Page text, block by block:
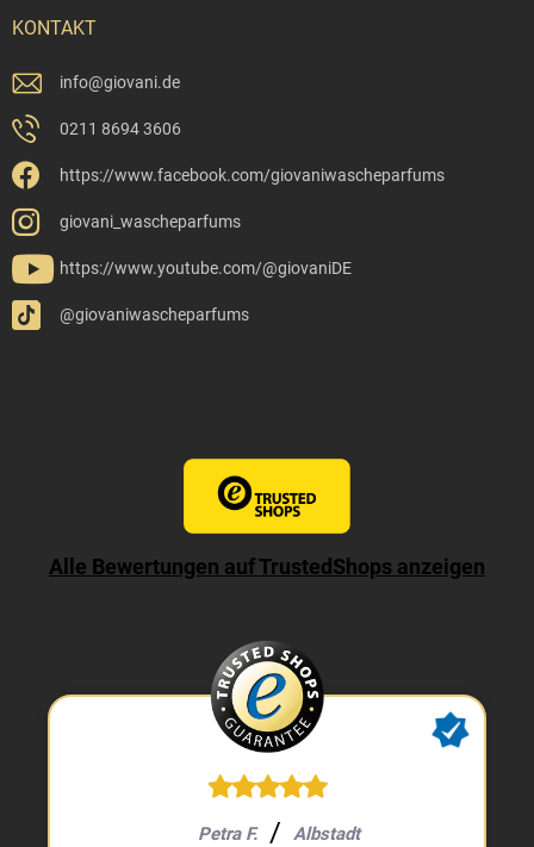
KONTAKT
info@giovani.de
0211 8694 3606
https://www.facebook.com/giovaniwascheparfums
giovani_wascheparfums
https://www.youtube.com/@giovaniDE
@giovaniwascheparfums
Alle Bewertungen auf TrustedShops anzeigen
Petra F. Albstadt